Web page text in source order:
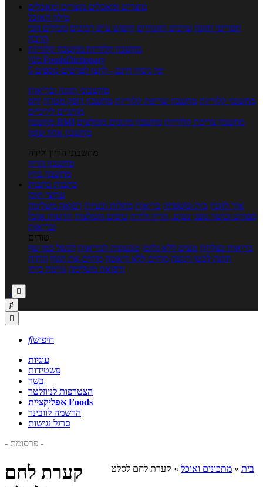
מוצרים ומאכלים מוצרים ומאכלים
מילון האוכל
תפריטי תזונה ערכים תזונתיים חיפוש ע"פ רכיבים מכילים הכי
הרבה
מחשבון קלוריות מחשבון קלוריות
מנוי FoodsDictionary
5 ימי ניסיון חינם - לחצו לפרטים נוספים
מחשבוני תזונה ובריאות
מחשבון קלוריות מחשבון שריפת קלוריות מחשבון דופק מטרה יחס
מותניים לירכיים
מחשבון BMI
מחשבון צריכת קלוריות מחשבון מינונים מומלצים
מחשבון אחוז שומן
מחשבוני הריון ולידה
מחשבון הריון
מחשבון ביוץ
כתבות כתבות
ערוצי תוכן
איך להכין בית ומשפחה בריאות מחלות ובעיות רפואה משלימה
ספורט וכושר גופני נשים, הריון ולידה טיפים והמלצות חדשות אוכל
ובריאות
טורים
בריאות בצלחת טעים ללא גלוטן טבעונות לבריאות לבשל כמו שף
תזונה לבטן רגועה מרזים ללא דיאטה מזיזים את הגוף הרזיה
ורפואה משלימה גורמה ביתי



חיפוש
עוגיות
פשטידות
בשר
הצטרפות לניוזלטר
אפליקציית Foods
הרשמה לוובינר
סרגל נגישות
- פרסומת -
בית » מתכונים ואוכל » קערת לחם לסלט
קערת לחם